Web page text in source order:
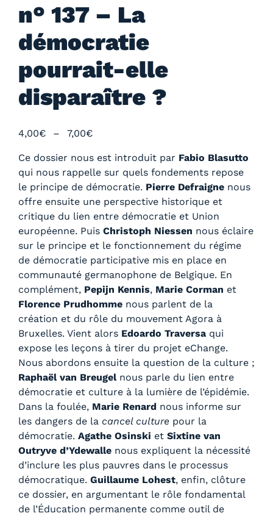
n° 137 – La
démocratie
pourrait-elle
disparaître ?
4,00€ – 7,00€P
a
g
e
d
e
p
r
i
x
:
4
0
0
€
à
7
,
0
0
€
Ce dossier nous est introduit par Fabio Blasutto
qui nous rappelle sur quels fondements repose
le principe de démocratie. Pierre Defraigne nous
offre ensuite une perspective historique et
critique du lien entre démocratie et Union
européenne. Puis Christoph Niessen nous éclaire
sur le principe et le fonctionnement du régime
de démocratie participative mis en place en
communauté germanophone de Belgique. En
complément, Pepijn Kennis, Marie Corman et
Florence Prudhomme nous parlent de la
création et du rôle du mouvement Agora à
Bruxelles. Vient alors Edoardo Traversa qui
expose les leçons à tirer du projet eChange.
Nous abordons ensuite la question de la culture ;
Raphaël van Breugelnous parle du lien entre
démocratie et culture à la lumière de l’épidémie.
Dans la foulée, Marie Renard nous informe sur
les dangers de la cancel culture pour la
démocratie. Agathe Osinski et Sixtine van
Outryve d’Ydewalle nous expliquent la nécessité
d’inclure les plus pauvres dans le processus
démocratique. Guillaume Lohest, enfin, clôture
ce dossier, en argumentant le rôle fondamental
de l’Éducation permanente comme outil de